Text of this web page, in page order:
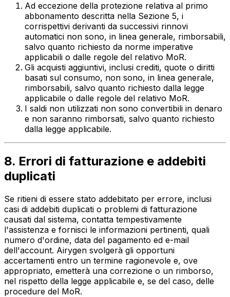
Ad eccezione della protezione relativa al primo
abbonamento descritta nella Sezione 5, i
corrispettivi derivanti da successivi rinnovi
automatici non sono, in linea generale, rimborsabili,
salvo quanto richiesto da norme imperative
applicabili o dalle regole del relativo MoR.
Gli acquisti aggiuntivi, inclusi crediti, quote o diritti
basati sul consumo, non sono, in linea generale,
rimborsabili, salvo quanto richiesto dalla legge
applicabile o dalle regole del relativo MoR.
I saldi non utilizzati non sono convertibili in denaro
e non saranno rimborsati, salvo quanto richiesto
dalla legge applicabile.
8. Errori di fatturazione e addebiti
duplicati
Se ritieni di essere stato addebitato per errore, inclusi
casi di addebiti duplicati o problemi di fatturazione
causati dal sistema, contatta tempestivamente
l'assistenza e fornisci le informazioni pertinenti, quali
numero d'ordine, data del pagamento ed e-mail
dell'account. Airygen svolgerà gli opportuni
accertamenti entro un termine ragionevole e, ove
appropriato, emetterà una correzione o un rimborso,
nel rispetto della legge applicabile e, se del caso, delle
procedure del MoR.